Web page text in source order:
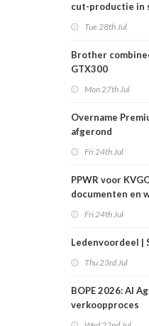
cut-productie in
Tue 28th Jul
Brother
GTX300
Mon 27th Jul
Overname
afgerond
Fri 24th Jul
PPWR voor
documenten en
Fri 24th Jul
Ledenvoordeel |
Thu 23rd Jul
BOPE 2026: AI
verkoopproces